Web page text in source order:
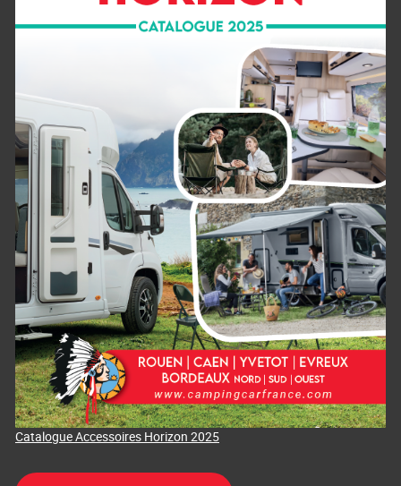
Catalogue Accessoires Horizon 2025